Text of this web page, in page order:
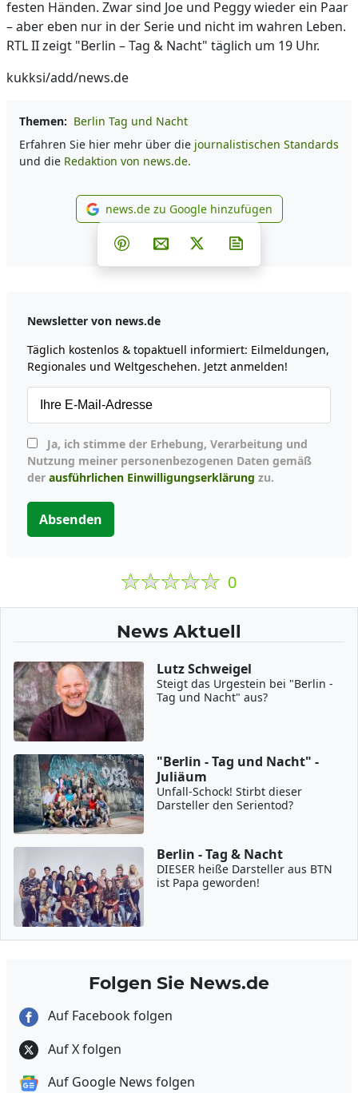
festen Händen. Zwar sind Joe und Peggy wieder ein Paar
– aber eben nur in der Serie und nicht im wahren Leben.
RTL II zeigt "Berlin – Tag & Nacht" täglich um 19 Uhr.
kukksi/add/news.de
Themen: Berlin Tag und Nacht
Erfahren Sie hier mehr über die journalistischen Standards
und die Redaktion von news.de.
news.de zu Google
news.de zu Google hinzufügen
Teilen auf Facebook
Teilen auf Whatsapp
Teilen auf Telegram
Teilen auf Pinterest
Per E-Mail teilen
Post auf X
Newsletter von news.de
Täglich kostenlos & topaktuell informiert: Eilmeldungen,
Regionales und Weltgeschehen. Jetzt anmelden!
Nutzung meiner personenbezogenen Daten gemäß
der ausführlichen Einwilligungserklärung zu.
Absenden
0
News Aktuell
Lutz Schweigel
Steigt das Urgestein bei "Berlin -
Tag und Nacht" aus?
"Berlin - Tag und Nacht" -
Juliäum
Unfall-Schock! Stirbt dieser
Darsteller den Serientod?
Berlin - Tag & Nacht
DIESER heiße Darsteller aus BTN
ist Papa geworden!
Folgen Sie News.de
Auf Facebook folgen
Auf X folgen
Auf Google News folgen